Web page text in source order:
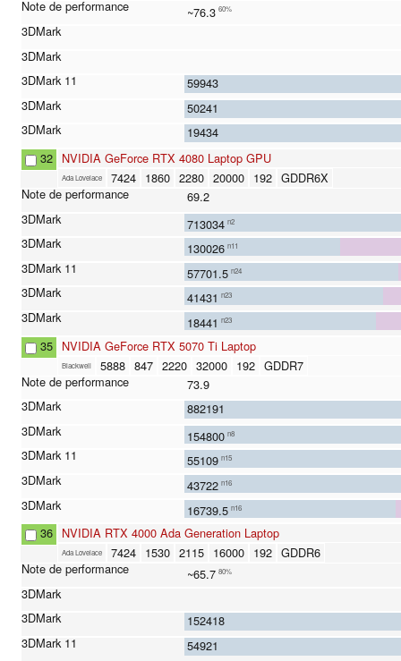
~76.3 60%
59943
50241
19434
32 NVIDIA GeForce RTX 4080 Laptop GPU
Ada Lovelace 7424 1860 2280 20000 192 GDDR6X
69.2
713034 n2
130026 n11
57701.5 n24
41431 n23
18441 n23
35 NVIDIA GeForce RTX 5070 Ti Laptop
Blackwell 5888 847 2220 32000 192 GDDR7
73.9
882191
154800 n8
55109 n15
43722 n16
16739.5 n16
36 NVIDIA RTX 4000 Ada Generation Laptop
Ada Lovelace 7424 1530 2115 16000 192 GDDR6
~65.7 80%
152418
54921